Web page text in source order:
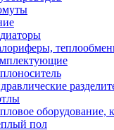
оборудование,
пол